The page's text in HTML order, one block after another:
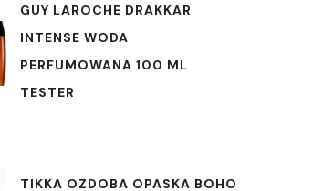
GUY LAROCHE DRAKKAR
INTENSE WODA
PERFUMOWANA 100 ML
TESTER
TIKKA OZDOBA OPASKA BOHO